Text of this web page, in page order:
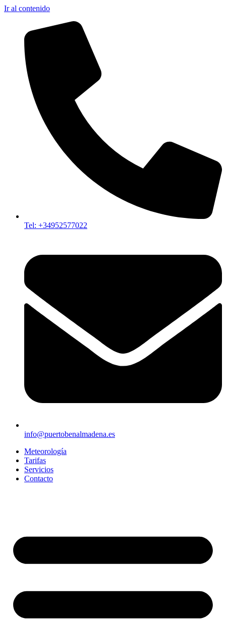
Ir al contenido
Tel: +34952577022
info@puertobenalmadena.es
Meteorología
Tarifas
Servicios
Contacto